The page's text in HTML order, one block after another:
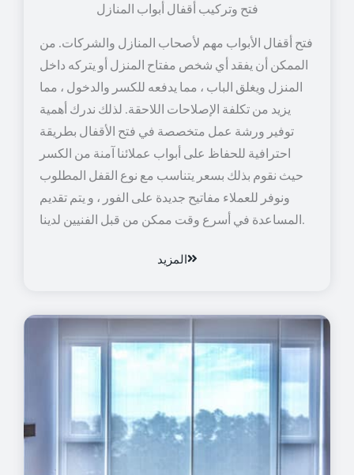
فتح وتركيب أقفال أبواب المنازل
فتح أقفال الأبواب مهم لأصحاب المنازل والشركات. من
الممكن أن يفقد أي شخص مفتاح المنزل أو يتركه داخل
المنزل ويغلق الباب ، مما يدفعه للكسر والدخول ، مما
يزيد من تكلفة الإصلاحات اللاحقة. لذلك ندرك أهمية
توفير ورشة عمل متخصصة في فتح الأقفال بطريقة
احترافية للحفاظ على أبواب عملائنا آمنة من الكسر
حيث نقوم بذلك بسعر يتناسب مع نوع القفل المطلوب
ونوفر للعملاء مفاتيح جديدة على الفور ، و يتم تقديم
المساعدة في أسرع وقت ممكن من قبل الفنيين لدينا.
المزيد